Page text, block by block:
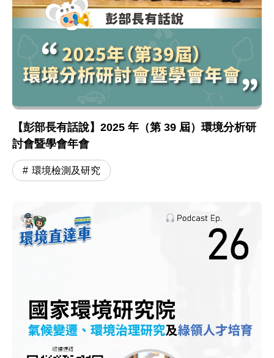
【彭部長有話說】2025 年（第 39 屆）環境分析研
討會暨學會年會
環境檢測及研究